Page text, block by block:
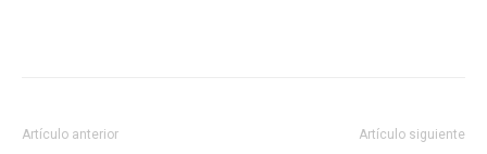
Artículo anterior Artículo siguiente